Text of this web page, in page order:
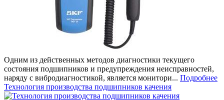
Одним из действенных методов диагностики текущего
состояния подшипников и предупреждения неисправностей,
наряду с вибродиагностикой, является монитори... Подробнее
Технология производства подшипников качения